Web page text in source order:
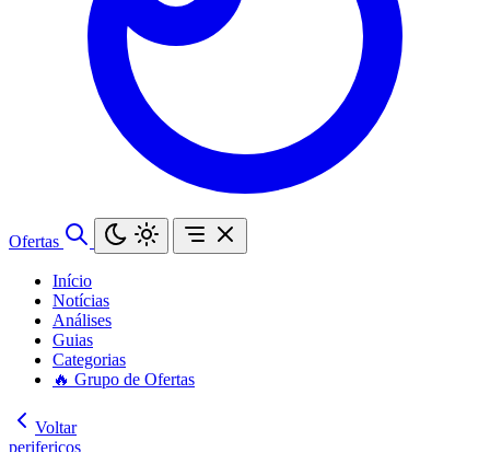
Ofertas
Início
Notícias
Análises
Guias
Categorias
🔥 Grupo de Ofertas
Voltar
perifericos